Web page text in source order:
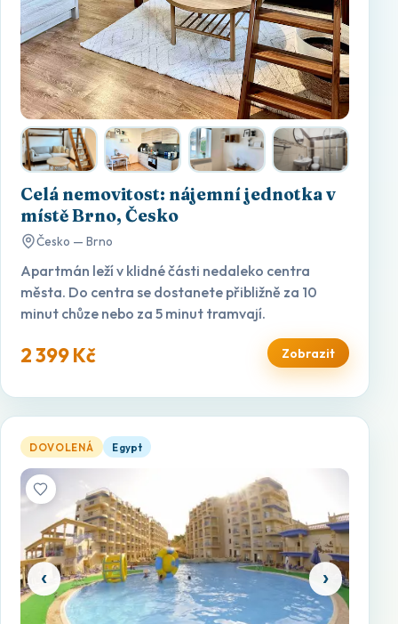
Celá nemovitost: nájemní jednotka v
místě Brno, Česko
Česko — Brno
Apartmán leží v klidné části nedaleko centra
města. Do centra se dostanete přibližně za 10
minut chůze nebo za 5 minut tramvají.
2 399 Kč Zobrazit
Sphinx Aqua Park Beach Resort — otevřít detail
DOVOLENÁ Egypt
‹ ›